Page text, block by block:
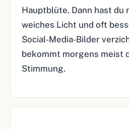
Hauptblüte. Dann hast du
weiches Licht und oft
Social-Media-Bilder
bekommt morgens meist
Stimmung.